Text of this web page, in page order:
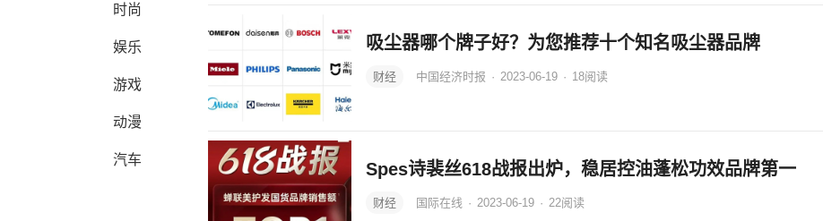
时尚
娱乐
游戏
动漫
汽车
吸尘器哪个牌子好？为您推荐十个知名吸尘器品牌
财经 中国经济时报 · 2023-06-19 · 18阅读
Spes诗裴丝618战报出炉，稳居控油蓬松功效品牌第一
财经 国际在线 · 2023-06-19 · 22阅读